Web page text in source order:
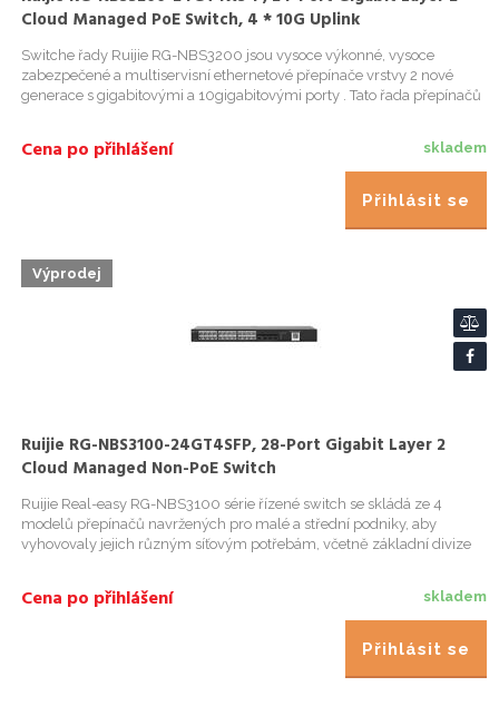
Cloud Managed PoE Switch, 4 * 10G Uplink
Switche řady Ruijie RG-NBS3200 jsou vysoce výkonné, vysoce
zabezpečené a multiservisní ethernetové přepínače vrstvy 2 nové
generace s gigabitovými a 10gigabitovými porty . Tato řada přepínačů
skladem
Cena po přihlášení
Přihlásit se
Ruijie RG-NBS3100-24GT4SFP, 28-Port Gigabit Layer 2
Cloud Managed Non-PoE Switch
Ruijie Real-easy RG-NBS3100 série řízené switch se skládá ze 4
modelů přepínačů navržených pro malé a střední podniky, aby
vyhovovaly jejich různým síťovým potřebám, včetně základní divize
skladem
Cena po přihlášení
Přihlásit se
Výprodej